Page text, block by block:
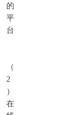
的
平
台
（
2
）
在